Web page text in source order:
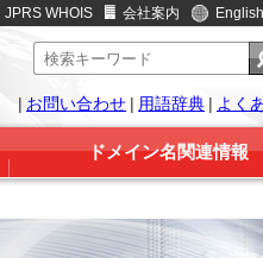
JPRS WHOIS 会社案内 English
| お問い合わせ | 用語辞典 | よく
ドメイン名関連情報